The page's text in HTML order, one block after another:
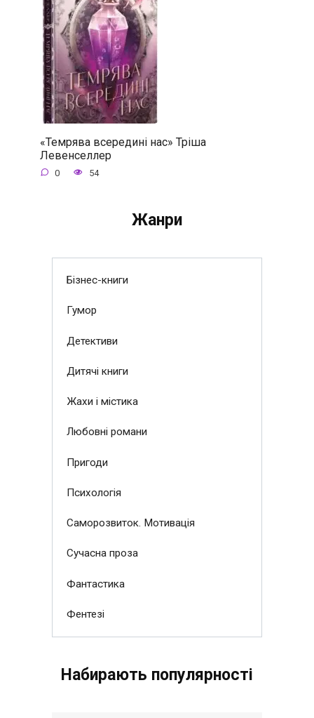
«Темрява всередині нас» Тріша
Левенселлер
0 54
Жанри
Бізнес-книги
Гумор
Детективи
Дитячі книги
Жахи і містика
Любовні романи
Пригоди
Психологія
Саморозвиток. Мотивація
Сучасна проза
Фантастика
Фентезі
Набирають популярності